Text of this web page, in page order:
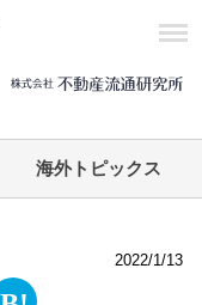
海外トピックス
2022/1/13